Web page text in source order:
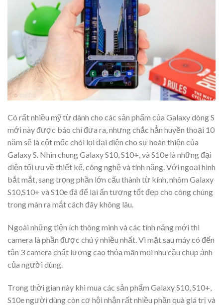
Có rất nhiều mỹ từ dành cho các sản phẩm của Galaxy dòng S
mới này được báo chí đưa ra, nhưng chắc hẳn huyền thoại 10
năm sẽ là cột mốc chói lọi đại diện cho sự hoàn thiện của
Galaxy S. Nhìn chung Galaxy S10, S10+, và S10e là những đại
diện tối ưu về thiết kế, công nghệ và tính năng. Với ngoại hình
bắt mắt, sang trọng phần lớn cấu thành từ kính, nhôm Galaxy
S10,S10+ và S10e đã để lại ấn tượng tốt đẹp cho công chúng
trong màn ra mắt cách đây không lâu.
Ngoài những tiện ích thông minh và các tính năng mới thì
camera là phần được chú ý nhiều nhất. Vì mặt sau máy có đến
tận 3 camera chất lượng cao thỏa mãn mọi nhu cầu chụp ảnh
của người dùng.
Trong thời gian này khi mua các sản phẩm Galaxy S10, S10+,
S10e người dùng còn cơ hội nhận rất nhiều phần quà giá trị và